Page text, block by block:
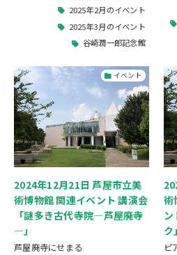
2025年2月のイベント
2025年3月のイベント
谷崎潤一郎記念館
イベント
2024年12月21日 芦屋市立美
術博物館 関連イベント 講演会
「謎多き古代寺院―芦屋廃寺
―」
芦屋廃寺にせまる
術
ク」
ピ